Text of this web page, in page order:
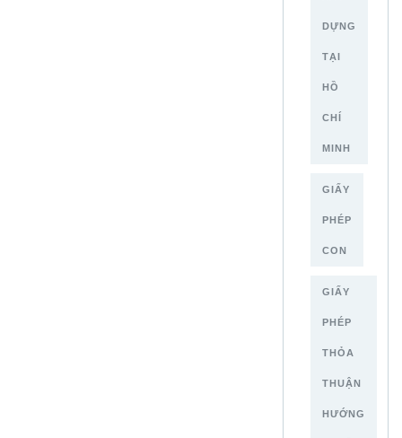
DỰNG
TẠI
HỒ
CHÍ
MINH
GIẤY
PHÉP
CON
GIẤY
PHÉP
THỎA
THUẬN
HƯỚNG